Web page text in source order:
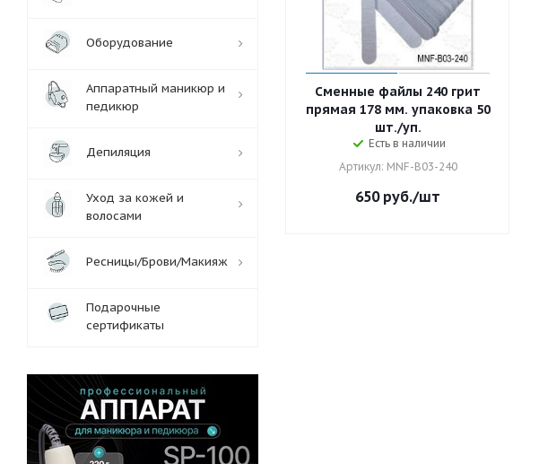
Сменные файлы 240 грит
прямая 178 мм. упаковка 50
шт./уп.
Есть в наличии
Артикул: MNF-B03-240
650руб./шт
Оборудование
Аппаратный маникюр и
педикюр
Депиляция
Уход за кожей и
волосами
Ресницы/Брови/Макияж
Подарочные
сертификаты